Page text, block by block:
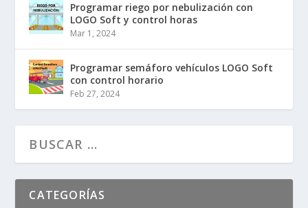
Programar riego por nebulización con
LOGO Soft y control horas
Mar 1, 2024
Programar semáforo vehículos LOGO Soft
con control horario
Feb 27, 2024
CATEGORÍAS